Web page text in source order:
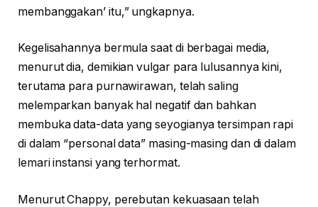
membanggakan’ itu,” ungkapnya.
Kegelisahannya bermula saat di berbagai media,
menurut dia, demikian vulgar para lulusannya kini,
terutama para purnawirawan, telah saling
melemparkan banyak hal negatif dan bahkan
membuka data-data yang seyogianya tersimpan rapi
di dalam “personal data” masing-masing dan di dalam
lemari instansi yang terhormat.
Menurut Chappy, perebutan kekuasaan telah